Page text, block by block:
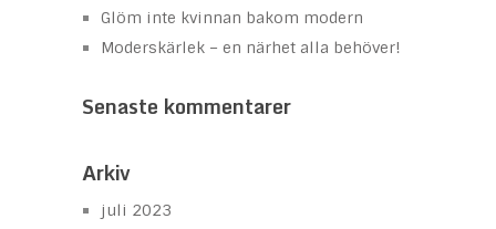
Glöm inte kvinnan bakom modern
Moderskärlek – en närhet alla behöver!
Senaste kommentarer
Arkiv
juli 2023